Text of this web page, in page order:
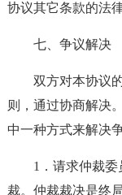
协议其它条款的法
七、争议解决
双方对本协议
则，通过协商解决
中一种方式来解决
1．请求仲裁
裁。仲裁裁决是终